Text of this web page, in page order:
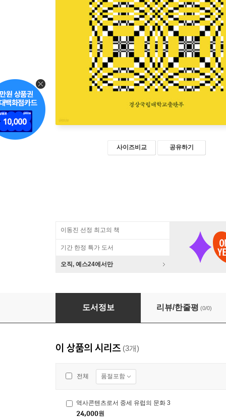
사이즈비교 공유하기
이동진 선정 최고의 책
기간 한정 특가 도서
오직, 예스24에서만
역사콘텐츠로서 중세 유럽의 문화 1
도서정보 리뷰/한줄평 (0/0)
이 상품의 시리즈 (3개)
전체 품절포함
역사콘텐츠로서 중세 유럽의 문화 3
24,000원